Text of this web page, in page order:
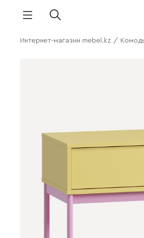
Интернет-магазин mebel.kz /